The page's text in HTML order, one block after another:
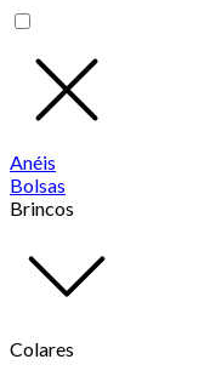
Anéis
Bolsas
Brincos
Colares